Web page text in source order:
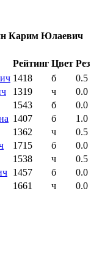
Карим Юлаевич
Рейтинг Цвет Рез
1418 б
0.5
1319 ч
0.0
1543 б
0.0
1407 б
1.0
1362 ч
0.5
1715 б
0.0
1538 ч
0.5
1457 б
0.0
1661 ч
0.0